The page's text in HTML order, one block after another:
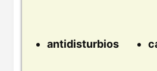
antidisturbios